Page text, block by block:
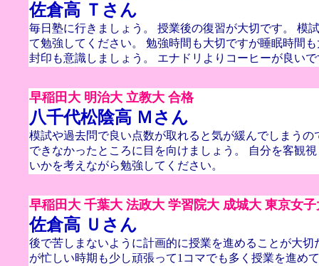
佐倉高 Ｔさん
毎日塾に行きましょう。 授業後の復習が大切です。 模
て勉強してください。 勉強時間も大切ですが睡眠時間
封印も意識しましょう。 エナドリよりコーヒーが良い
早稲田大 明治大 立教大 合格
八千代松陰高 Ｍさん
模試や過去問で良い点数が取れると気が緩んでしまうの
できなかったところに目を向けましょう。 自分を客観
いかを考えながら勉強してください。
早稲田大 千葉大 法政大 学習院大 成城大 東京女
佐倉高 Ｕさん
後で苦しまないように計画的に授業を進めることが大切
が忙しい時期も少し頑張って1コマでも多く授業を進め